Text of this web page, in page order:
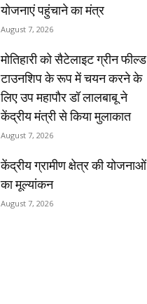
योजनाएं पहुंचाने का मंत्र
August 7, 2026
मोतिहारी को सैटेलाइट ग्रीन फील्ड
टाउनशिप के रूप में चयन करने के
लिए उप महापौर डॉ लालबाबू ने
केंद्रीय मंत्री से किया मुलाकात
August 7, 2026
केंद्रीय ग्रामीण क्षेत्र की योजनाओं
का मूल्यांकन
August 7, 2026